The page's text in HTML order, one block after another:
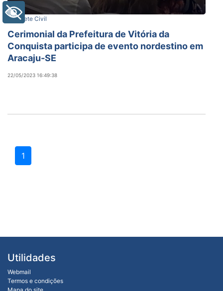
Gabinete Civil
Cerimonial da Prefeitura de Vitória da
Conquista participa de evento nordestino em
Aracaju-SE
22/05/2023 16:49:38
1
Utilidades
Webmail
Termos e condições
+ Acessibilidade